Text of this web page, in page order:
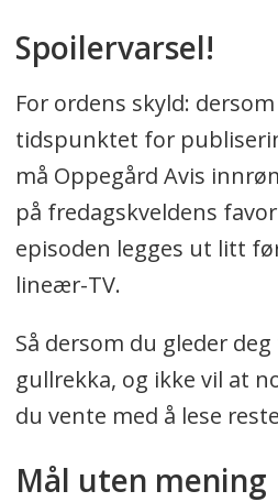
Spoilervarsel!
For ordens skyld:
tidspunktet for
må Oppegård Avis
på fredagskveldens
episoden legges ut litt
lineær-TV.
Så dersom du gleder
gullrekka, og ikke vil at
du vente med å lese
Mål uten mening